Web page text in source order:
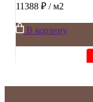
11388 ₽ / м2
В корзину